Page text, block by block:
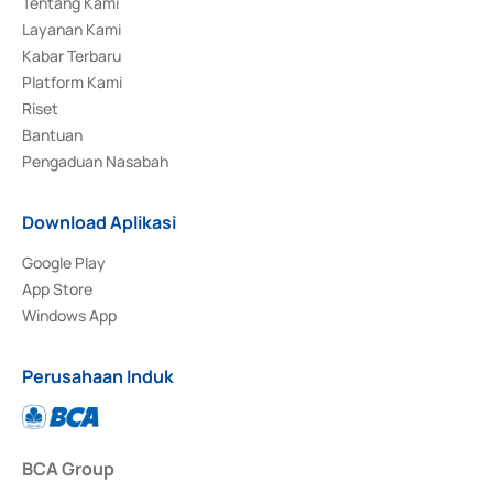
Layanan Kami
Kabar Terbaru
Platform Kami
Riset
Bantuan
Pengaduan Nasabah
Download Aplikasi
Google Play
App Store
Windows App
Perusahaan Induk
BCA Group